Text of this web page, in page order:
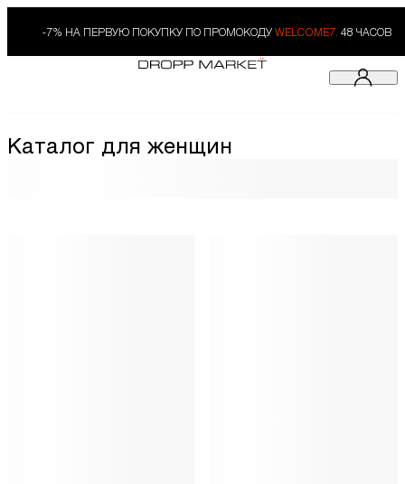
-7% НА ПЕРВУЮ ПОКУПКУ ПО ПРОМОКОДУ WELCOME7. 48 ЧАСОВ
Каталог для женщин